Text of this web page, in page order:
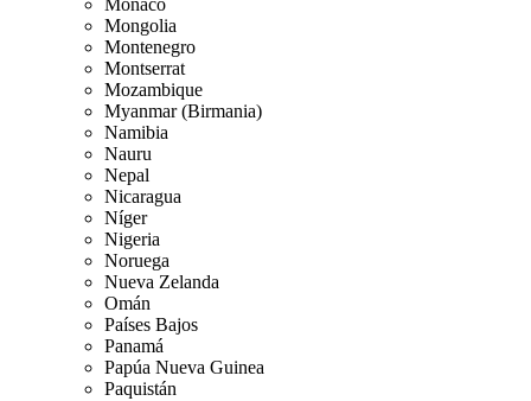
Mónaco
Mongolia
Montenegro
Montserrat
Mozambique
Myanmar (Birmania)
Namibia
Nauru
Nepal
Nicaragua
Níger
Nigeria
Noruega
Nueva Zelanda
Omán
Países Bajos
Panamá
Papúa Nueva Guinea
Paquistán